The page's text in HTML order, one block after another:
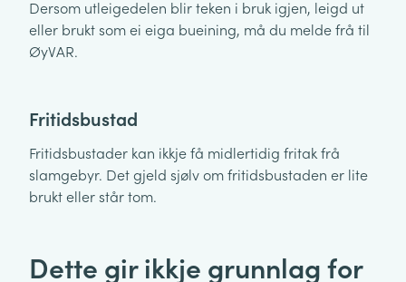
Dersom utleigedelen blir teken i bruk igjen, leigd ut
eller brukt som ei eiga bueining, må du melde frå til
ØyVAR.
Fritidsbustad
Fritidsbustader kan ikkje få midlertidig fritak frå
slamgebyr. Det gjeld sjølv om fritidsbustaden er lite
brukt eller står tom.
Dette gir ikkje grunnlag for